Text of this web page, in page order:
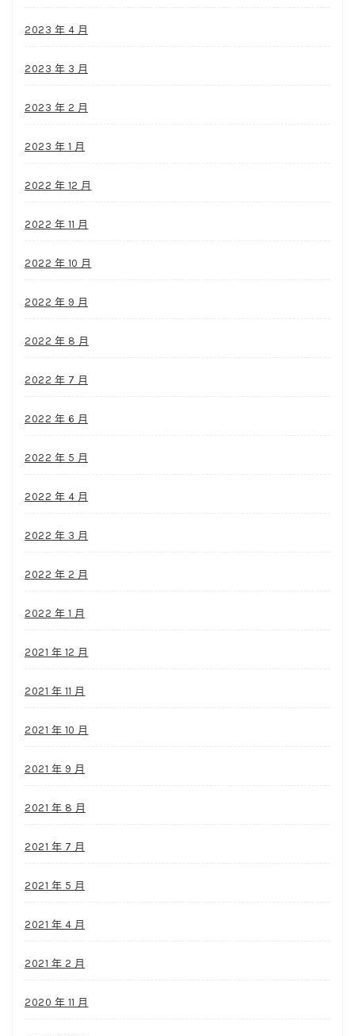
2023 年 4 月
2023 年 3 月
2023 年 2 月
2023 年 1 月
2022 年 12 月
2022 年 11 月
2022 年 10 月
2022 年 9 月
2022 年 8 月
2022 年 7 月
2022 年 6 月
2022 年 5 月
2022 年 4 月
2022 年 3 月
2022 年 2 月
2022 年 1 月
2021 年 12 月
2021 年 11 月
2021 年 10 月
2021 年 9 月
2021 年 8 月
2021 年 7 月
2021 年 5 月
2021 年 4 月
2021 年 2 月
2020 年 11 月